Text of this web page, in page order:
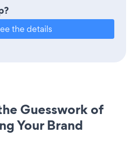
the details
Guesswork of
Your Brand